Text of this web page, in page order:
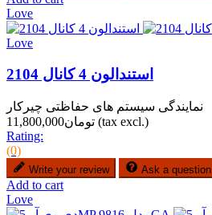
Love
Love
استندالون 4 کانال 2104
نمایندگی سیستم های حفاظتی چیرکار
تومان11,800,000 (tax excl.)
Rating:
(0)
Write your review Ask a question
Add to cart
Love